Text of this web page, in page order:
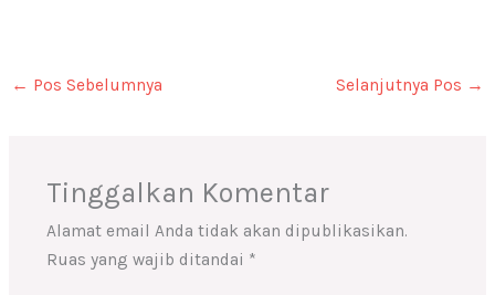
← Pos Sebelumnya Selanjutnya Pos →
Tinggalkan Komentar
Alamat email Anda tidak akan dipublikasikan.
Ruas yang wajib ditandai *